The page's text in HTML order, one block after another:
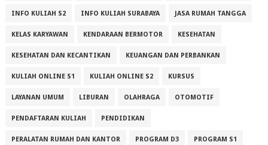
INFO KULIAH S2 INFO KULIAH SURABAYA JASA RUMAH TANGGA
KELAS KARYAWAN KENDARAAN BERMOTOR KESEHATAN
KESEHATAN DAN KECANTIKAN KEUANGAN DAN PERBANKAN
KULIAH ONLINE S1 KULIAH ONLINE S2 KURSUS
LAYANAN UMUM LIBURAN OLAHRAGA OTOMOTIF
PENDAFTARAN KULIAH PENDIDIKAN
PERALATAN RUMAH DAN KANTOR PROGRAM D3 PROGRAM S1